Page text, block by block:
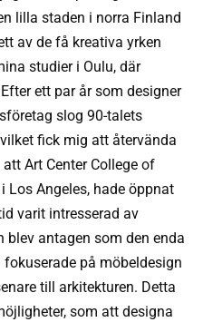
lilla staden i norra Finland
av de få kreativa yrken
studier i Oulu, där
ett par år som designer
slog 90-talets
fick mig att återvända
Art Center College of
Los Angeles, hade öppnat
varit intresserad av
blev antagen som den enda
på möbeldesign
till arkitekturen. Detta
som att designa